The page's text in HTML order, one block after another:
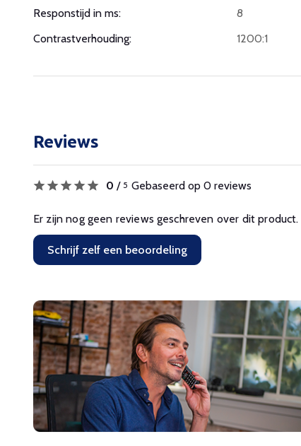
Responstijd in ms:
8
Contrastverhouding:
1200:1
Reviews
0 / 5 Gebaseerd op 0 reviews
Er zijn nog geen reviews geschreven over dit product.
Schrijf zelf een beoordeling